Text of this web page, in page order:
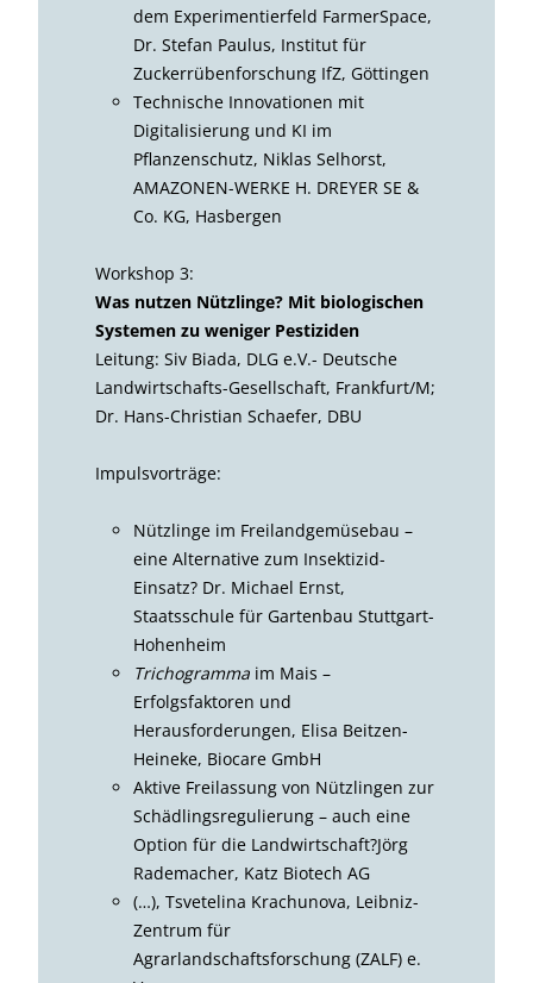
dem Experimentierfeld FarmerSpace,
Dr. Stefan Paulus, Institut für
Zuckerrübenforschung IfZ, Göttingen
Technische Innovationen mit
Digitalisierung und KI im
Pflanzenschutz, Niklas Selhorst,
AMAZONEN-WERKE H. DREYER SE &
Co. KG, Hasbergen
Workshop 3:
Was nutzen Nützlinge? Mit biologischen
Systemen zu weniger Pestiziden
Leitung: Siv Biada, DLG e.V.- Deutsche
Landwirtschafts-Gesellschaft, Frankfurt/M;
Dr. Hans-Christian Schaefer, DBU
Impulsvorträge:
Nützlinge im Freilandgemüsebau –
eine Alternative zum Insektizid-
Einsatz? Dr. Michael Ernst,
Staatsschule für Gartenbau Stuttgart-
Hohenheim
Trichogramma im Mais –
Erfolgsfaktoren und
Herausforderungen, Elisa Beitzen-
Heineke, Biocare GmbH
Aktive Freilassung von Nützlingen zur
Schädlingsregulierung – auch eine
Option für die Landwirtschaft?Jörg
Rademacher, Katz Biotech AG
(…), Tsvetelina Krachunova, Leibniz-
Zentrum für
Agrarlandschaftsforschung (ZALF) e.